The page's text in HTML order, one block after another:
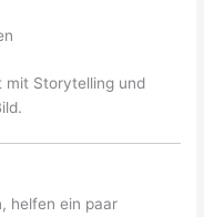
mit Storytelling und
helfen ein paar